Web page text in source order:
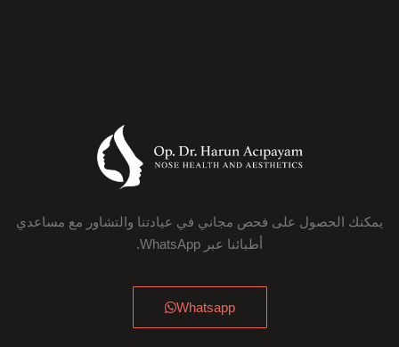
يمكنك الحصول على فحص مجاني في عيادتنا والتشاور مع مساعدي
أطبائنا عبر WhatsApp.
Whatsapp